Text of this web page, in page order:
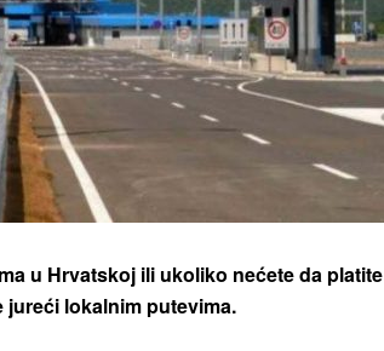
u Hrvatskoj ili ukoliko nećete da platite
jureći lokalnim putevima.